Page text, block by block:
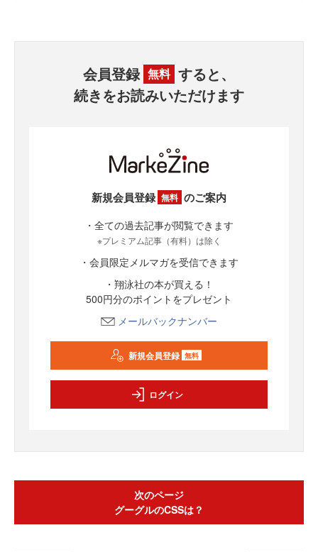
会員登録 無料 すると、
続きをお読みいただけます
新規会員登録 無料 のご案内
・全ての過去記事が閲覧できます
※プレミアム記事（有料）は除く
・会員限定メルマガを受信できます
・翔泳社の本が買える！
500円分のポイントをプレゼント
メールバックナンバー
新規会員登録 無料
ログイン
次のページ
グーグルのCSSは？